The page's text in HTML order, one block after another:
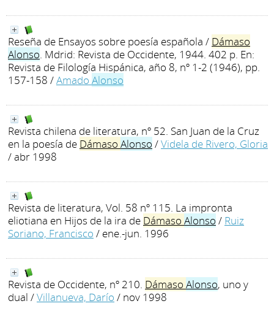
Reseña de Ensayos sobre poesía española / Dámaso
Alonso. Mdrid: Revista de Occidente, 1944. 402 p. En:
Revista de Filología Hispánica, año 8, nº 1-2 (1946), pp.
157-158 /Amado Alonso
Revista chilena de literatura, nº 52. San Juan de la Cruz
en la poesía de Dámaso Alonso /Videla de Rivero, Gloria
/ abr 1998
Revista de literatura, Vol. 58 nº 115. La impronta
eliotiana en Hijos de la ira de Dámaso Alonso / Ruiz
Soriano, Francisco / ene.-jun. 1996
Revista de Occidente, nº 210. Dámaso Alonso, uno y
dual /Villanueva, Darío / nov 1998